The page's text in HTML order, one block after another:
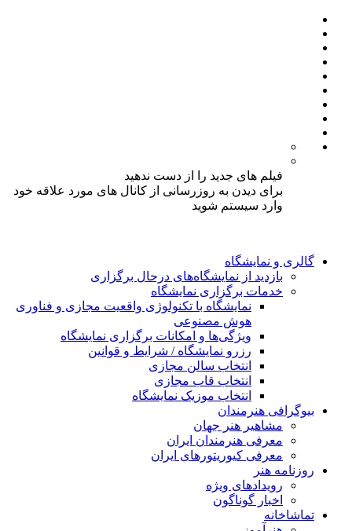
فیلم های جدید را از دست ندهید
برای دیدن به روزرسانی از کانال های مورد علاقه خود
وارد سیستم شوید
گالری و نمایشگاه
بازدید از نمایشگاه‌های درحال برگزاری
خدمات برگزاری نمایشگاه
نمایشگاه با تکنولوژی واقعیت مجازی و فناوری
هوش مصنوعی
ویژگی‌ها و امکانات برگزاری نمایشگاه
رزرو نمایشگاه / شرایط و قوانین
انتخاب سالن مجازی
انتخاب قاب مجازی
انتخاب موزیک نمایشگاه
بیوگرافی هنرمندان
مشاهیر هنر جهان
معرفی هنرمندان ایران
معرفی کیوریتورهای ایران
روزنامه هنر
رویدادهای ویژه
اخبار گوناگون
تماشاخانه